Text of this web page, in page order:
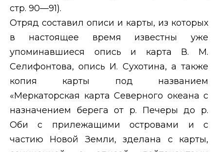
стр. 90—91).
Отряд составил описи и карты, из которых
в настоящее время известны уже
упоминавшиеся опись и карта В. М.
Селифонтова, опись И. Сухотина, а также
копия карты под названием
«Меркаторская карта Северного океана с
назначением берега от р. Печеры до р.
Оби с прилежащими островами и с
частию Новой Земли, зделана с карты,